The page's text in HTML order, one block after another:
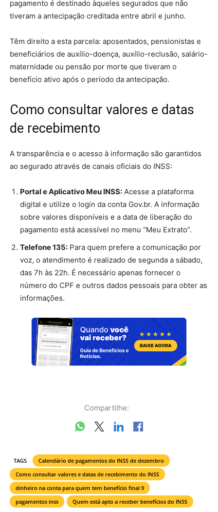
pagamento é destinado àqueles segurados que não
tiveram a antecipação creditada entre abril e junho.
Têm direito a esta parcela: aposentados, pensionistas e
beneficiários de auxílio-doença, auxílio-reclusão, salário-
maternidade ou pensão por morte que tiveram o
benefício ativo após o período da antecipação.
Como consultar valores e datas
de recebimento
A transparência e o acesso à informação são garantidos
ao segurado através de canais oficiais do INSS:
Portal e Aplicativo Meu INSS: Acesse a plataforma
digital e utilize o login da conta Gov.br. A informação
sobre valores disponíveis e a data de liberação do
pagamento está acessível no menu “Meu Extrato”.
Telefone 135: Para quem prefere a comunicação por
voz, o atendimento é realizado de segunda a sábado,
das 7h às 22h. É necessário apenas fornecer o
número do CPF e outros dados pessoais para obter as
informações.
Compartilhe:
TAGS
Calendário de pagamentos do INSS de dezembro
Como consultar valores e datas de recebimento do INSS
dinheiro na conta para quem tem benefício final 9
pagamentos inss
Quem está apto a receber benefícios do INSS